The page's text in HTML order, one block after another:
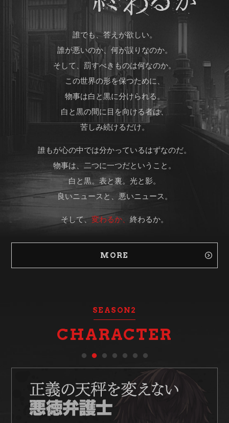
誰でも、答えが欲しい。
誰が悪いのか、何が誤りなのか。
そして、罰すべきものは何なのか。
この世界の形を保つために、
物事は白と黒に分けられる。
白と黒の間に目を向ける者は、
苦しみ続けるだけ。
誰もが心の中では分かっているはずなのだ。
物事は、二つに一つだということ。
白と黒。表と裏。光と影。
良いニュースと、悪いニュース。
そして、変わるか、 終わるか。
MORE
SEASON2
CHARACTER